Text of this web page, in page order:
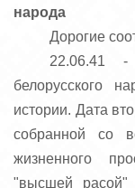
народа
Дорогие
22.06.41
белорусского
истории. Дата
собранной со
жизненного
"высшей расой"